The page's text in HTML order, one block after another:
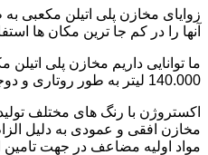
زوایای مخازن پلی اتیلن مکعبی
آنها را در کم جا ترین مکان ها
140.000 لیتر به طور روتاری و دوجداره در قالب های روش
اکستروژن با رنگ های مختلف
مخازن افقی و عمودی به دلیل
مواد اولیه مضاعف در جهت تامین